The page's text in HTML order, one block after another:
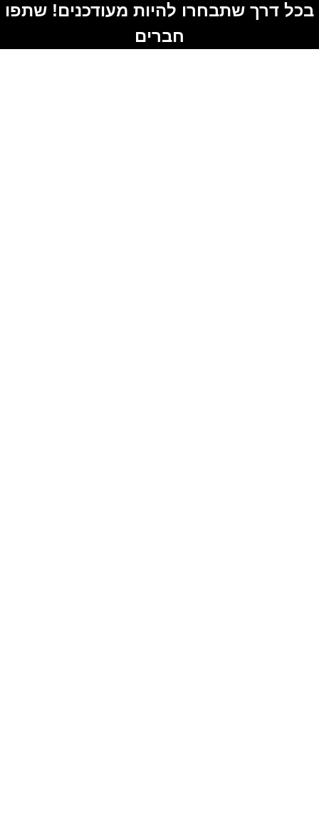
בכל דרך שתבחרו להיות מעודכנים! שתפו
חברים